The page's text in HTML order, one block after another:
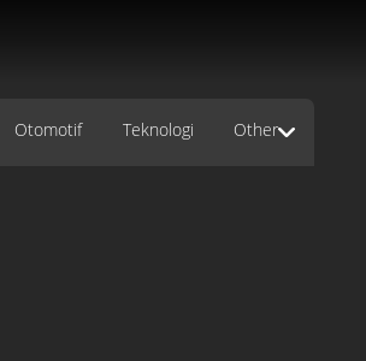
Otomotif Teknologi Other